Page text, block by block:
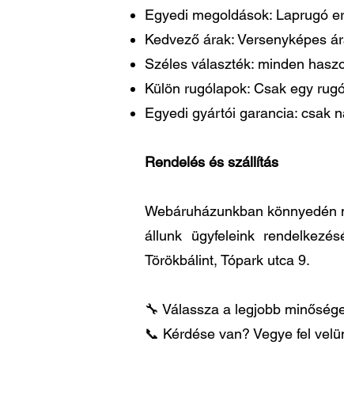
Egyedi megoldások: Laprugó
Kedvező árak: Versenyképes
Széles választék: minden
Külön rugólapok: Csak egy
Egyedi gyártói garancia: csak
Rendelés és szállítás
Webáruházunkban
állunk ügyfeleink
Törökbálint, Tópark utca 9.
🔧 Válassza a legjobb
📞 Kérdése van? Vegye fel